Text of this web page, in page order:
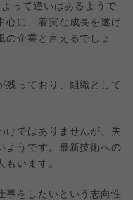
って違いはあるようで
心に、着実な成長を遂げ
の企業と言えるでしょ
残っており、組織として
けではありませんが、失
ようです。最新技術への
います。
事をしたいという志向性